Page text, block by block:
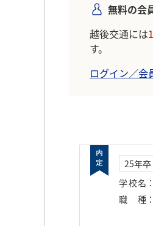
無料の会
越後交通には
す。
ログイン／会
25年卒
学校名 ：
職種 ：